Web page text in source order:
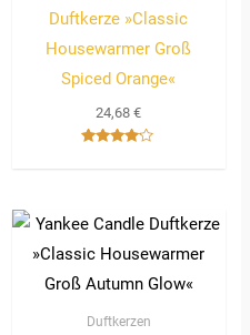
Duftkerze »Classic
Housewarmer Groß
Spiced Orange«
24,68€
Duftkerzen